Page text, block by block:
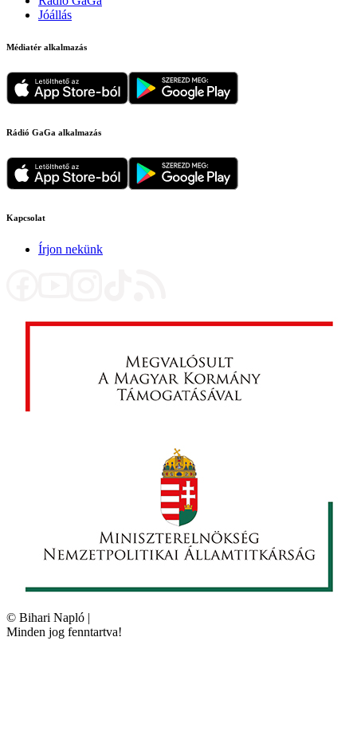
Jóállás
Médiatér alkalmazás
Rádió GaGa alkalmazás
Kapcsolat
Írjon nekünk
© Bihari Napló |
Minden jog fenntartva!